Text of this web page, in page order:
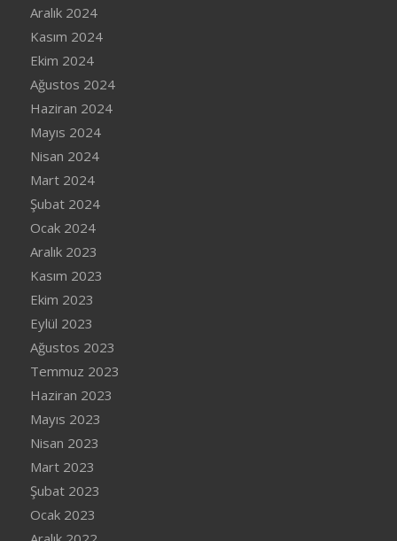
Aralık 2024
Kasım 2024
Ekim 2024
Ağustos 2024
Haziran 2024
Mayıs 2024
Nisan 2024
Mart 2024
Şubat 2024
Ocak 2024
Aralık 2023
Kasım 2023
Ekim 2023
Eylül 2023
Ağustos 2023
Temmuz 2023
Haziran 2023
Mayıs 2023
Nisan 2023
Mart 2023
Şubat 2023
Ocak 2023